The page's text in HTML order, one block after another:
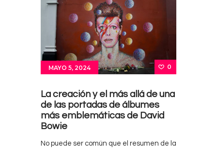
MAYO 5, 2024 0
La creación y el más allá de una
de las portadas de álbumes
más emblemáticas de David
Bowie
No puede ser común que el resumen de la